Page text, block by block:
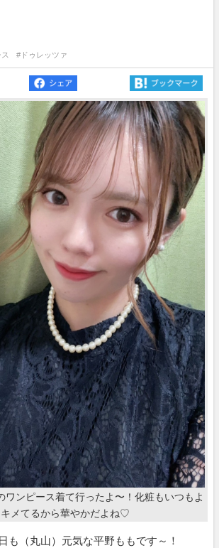
#ドゥレッツァ
ワンピース着て行ったよ〜！化粧もいつもよ
キメてるから華やかだよね♡
も（丸山）元気な平野ももです～！